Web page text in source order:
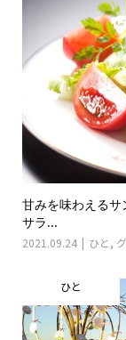
甘みを味わえる
サラ...
2021.09.24 ひと ,
ひと